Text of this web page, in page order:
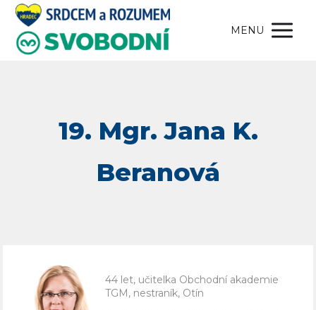
MENU
44 let, učitelka Obchodní akademie
TGM, nestraník, Otín